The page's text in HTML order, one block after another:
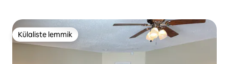
Külaliste lemmik
Külaliste lemmik